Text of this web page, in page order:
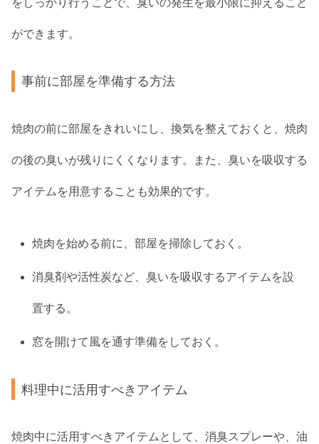
をしっかり行うことで、臭いの発生を最小限に抑えること
ができます。
事前に部屋を準備する方法
焼肉の前に部屋をきれいにし、換気を整えておくと、焼肉
の後の臭いが残りにくくなります。また、臭いを吸収する
アイテムを用意することも効果的です。
焼肉を始める前に、部屋を掃除しておく。
消臭剤や活性炭など、臭いを吸収するアイテムを設
置する。
窓を開けて風を通す準備をしておく。
料理中に活用すべきアイテム
焼肉中に活用すべきアイテムとして、消臭スプレーや、油